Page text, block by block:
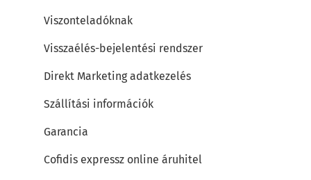
Viszonteladóknak
Visszaélés-bejelentési rendszer
Direkt Marketing adatkezelés
Szállítási információk
Garancia
Cofidis expressz online áruhitel